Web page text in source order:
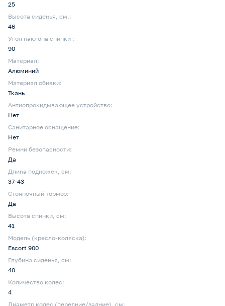
25
Высота сиденья, см.:
46
Угол наклона спинки :
90
Материал:
Алюминий
Материал обивки:
Ткань
Антиопрокидывающее устройство:
Нет
Санитарное оснащение:
Нет
Ремни безопасности:
Да
Длина подножек, см:
37-43
Стояночный тормоз:
Да
Высота спинки, см:
41
Модель (кресло-коляска):
Escort 900
Глубина сиденья, cм:
40
Количество колес:
4
Диаметр колес (передние/задние), см: